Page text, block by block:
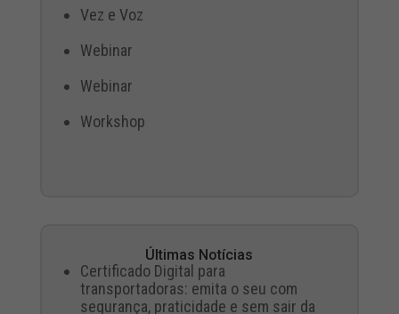
Vez e Voz
Webinar
Webinar
Workshop
Últimas Notícias
Certificado Digital para
transportadoras: emita o seu com
segurança, praticidade e sem sair da